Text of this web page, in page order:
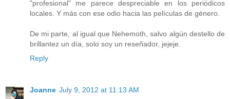
"profesional" me parece despreciable en los periódicos
locales. Y más con ese odio hacia las películas de género.
De mi parte, al igual que Nehemoth, salvo algún destello de
brillantez un día, solo soy un reseñador, jejeje.
Reply
Joanne July 9, 2012 at 11:13 AM